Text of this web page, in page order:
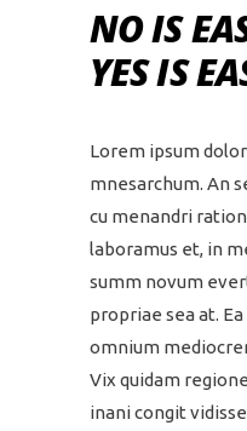
NO IS
YES IS
Lorem ipsum
mnesarchum. An
cu menandri
laboramus et, in
summ novum
propriae sea at.
omnium
Vix quidam
inani congit